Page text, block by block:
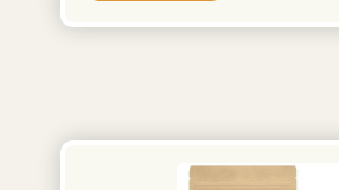
MARINES : Apporte une saveur
TOUJOURS : Pionnière du bio